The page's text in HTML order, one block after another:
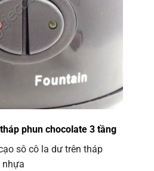
phun chocolate 3 tầng
sô cô la dư trên tháp
nhựa